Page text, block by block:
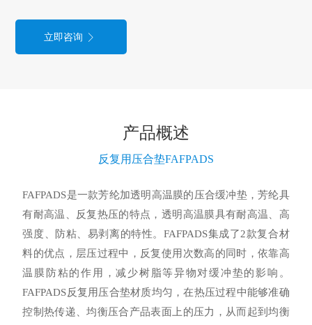
立即咨询
产品概述
反复用压合垫FAFPADS
FAFPADS是一款芳纶加透明高温膜的压合缓冲垫，芳纶具
有耐高温、反复热压的特点，透明高温膜具有耐高温、高
强度、防粘、易剥离的特性。FAFPADS集成了2款复合材
料的优点，层压过程中，反复使用次数高的同时，依靠高
温膜防粘的作用，减少树脂等异物对缓冲垫的影响。
FAFPADS反复用压合垫材质均匀，在热压过程中能够准确
控制热传递、均衡压合产品表面上的压力，从而起到均衡